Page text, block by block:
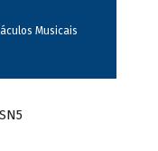
Musicais